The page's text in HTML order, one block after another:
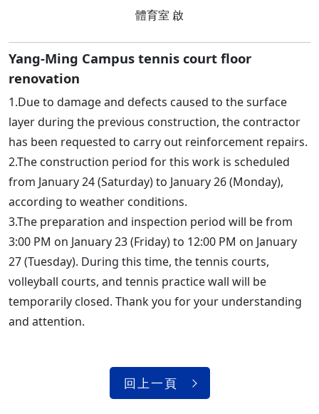
體育室 啟
Yang-Ming Campus tennis court floor
renovation
1.Due to damage and defects caused to the surface
layer during the previous construction, the contractor
has been requested to carry out reinforcement repairs.
2.The construction period for this work is scheduled
from January 24 (Saturday) to January 26 (Monday),
according to weather conditions.
3.The preparation and inspection period will be from
3:00 PM on January 23 (Friday) to 12:00 PM on January
27 (Tuesday). During this time, the tennis courts,
volleyball courts, and tennis practice wall will be
temporarily closed. Thank you for your understanding
and attention.
回上一頁